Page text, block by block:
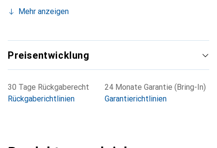
Mehr anzeigen
Preisentwicklung
30 Tage Rückgaberecht
Rückgaberichtlinien
24 Monate Garantie (Bring-In)
Garantierichtlinien